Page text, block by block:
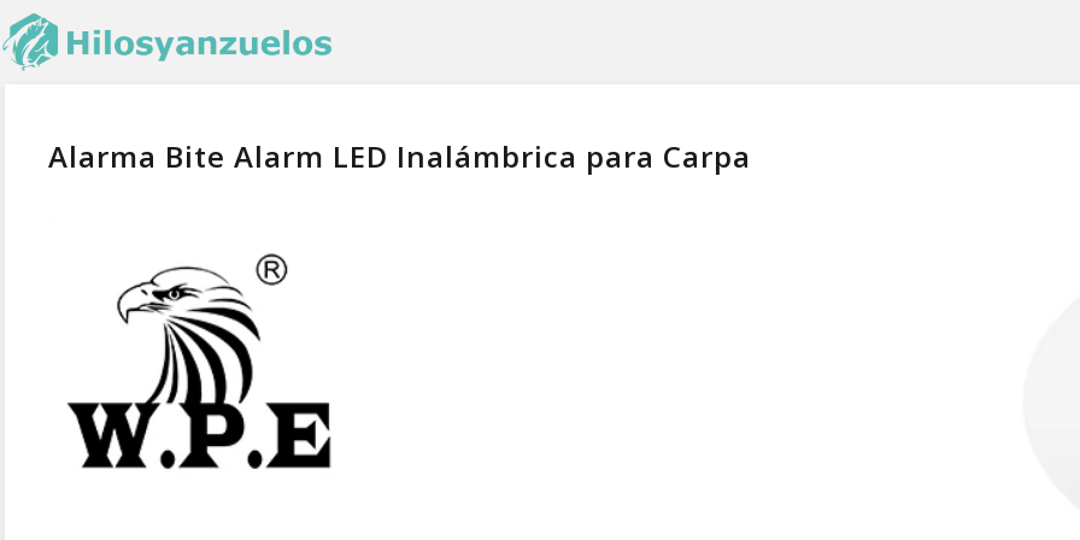
Alarma Bite Alarm LED Inalámbrica para Carpa